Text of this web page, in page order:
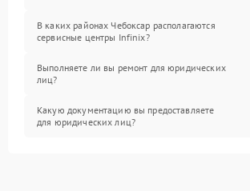
В каких районах Чебоксар располагаются
сервисные центры Infinix?
Выполняете ли вы ремонт для юридических
лиц?
Какую документацию вы предоставляете
для юридических лиц?